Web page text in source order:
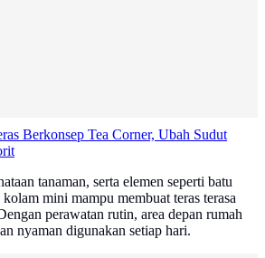
Berkonsep Tea Corner, Ubah Sudut
tanaman, serta elemen seperti batu
mini mampu membuat teras terasa
perawatan rutin, area depan rumah
nyaman digunakan setiap hari.